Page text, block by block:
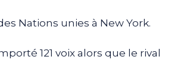
Nations unies à New York.
121 voix alors que le rival